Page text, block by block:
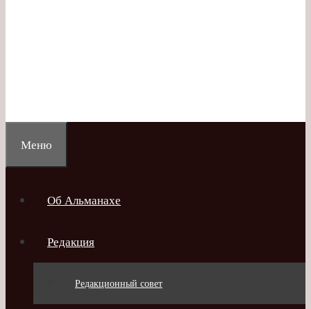
Меню
Об Альманахе
Редакция
Редакционный совет